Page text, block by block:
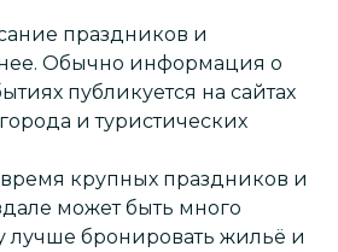
праздников и
Обычно информация о
публикуется на сайтах
и туристических
крупных праздников и
может быть много
лучше бронировать жильё и